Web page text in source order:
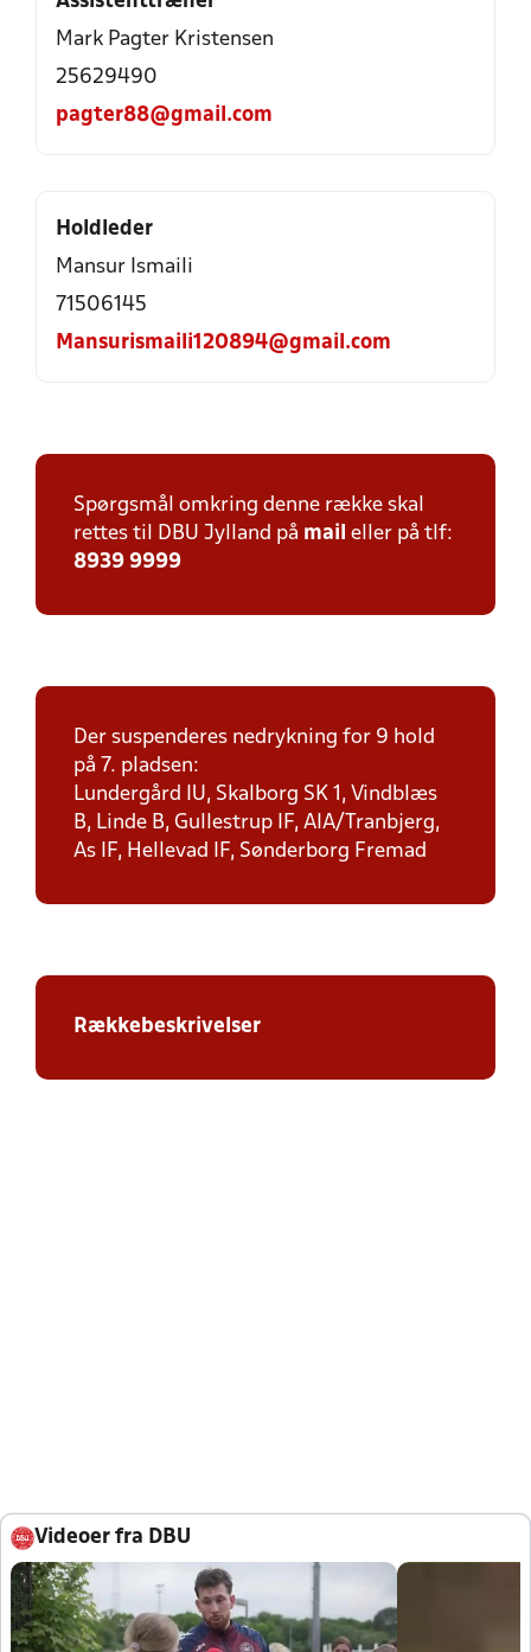
Mark Pagter Kristensen
25629490
pagter88@gmail.com
Holdleder
Mansur Ismaili
71506145
Mansurismaili120894@gmail.com
Spørgsmål omkring denne række skal
rettes til DBU Jylland på mail eller på tlf:
8939 9999
Der suspenderes nedrykning for 9 hold
på 7. pladsen:
Lundergård IU, Skalborg SK 1, Vindblæs
B, Linde B, Gullestrup IF, AIA/Tranbjerg,
As IF, Hellevad IF, Sønderborg Fremad
Rækkebeskrivelser
Videoer fra DBU